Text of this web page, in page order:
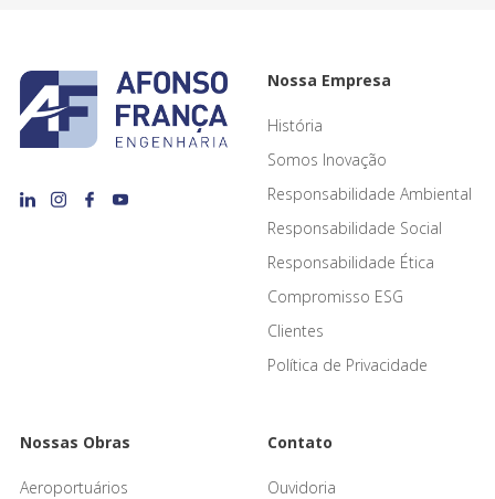
Nossa Empresa
História
Somos Inovação
Responsabilidade Ambiental
Responsabilidade Social
Responsabilidade Ética
Compromisso ESG
Clientes
Política de Privacidade
Nossas Obras
Aeroportuários
Contato
Ouvidoria